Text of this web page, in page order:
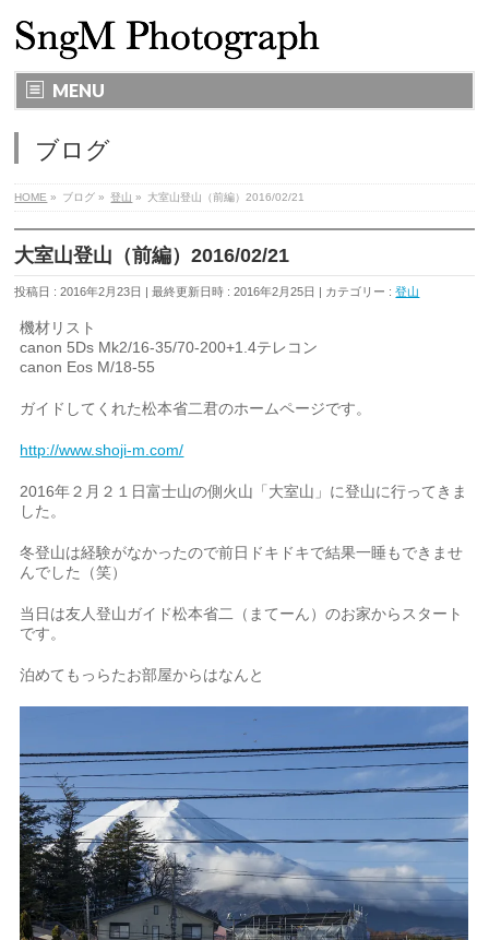
MENU
ブログ
HOME » ブログ » 登山 » 大室山登山（前編）2016/02/21
大室山登山（前編）2016/02/21
投稿日 : 2016年2月23日 最終更新日時 : 2016年2月25日 カテゴリー :登山
機材リスト
canon 5Ds Mk2/16-35/70-200+1.4テレコン
canon Eos M/18-55
ガイドしてくれた松本省二君のホームページです。
http://www.shoji-m.com/
2016年２月２１日富士山の側火山「大室山」に登山に行ってきま
した。
冬登山は経験がなかったので前日ドキドキで結果一睡もできませ
んでした（笑）
当日は友人登山ガイド松本省二（まてーん）のお家からスタート
です。
泊めてもっらたお部屋からはなんと